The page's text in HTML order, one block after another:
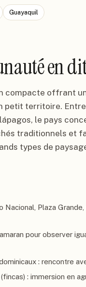
Guayaquil
en
compacte offrant
petit territoire.
le pays
traditionnels et
types de
Nacional, Plaza
pour observer
: rencontre
: immersion en